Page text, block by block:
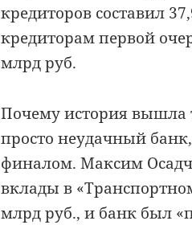
кредиторов составил
кредиторам первой
млрд руб.
Почему история вышла
просто неудачный
финалом. Максим
вклады в
млрд руб., и банк был